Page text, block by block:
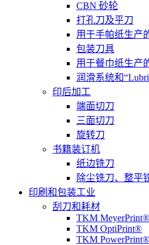
CBN 砂轮
打孔刀及平刀
用于手帕纸生产
包装刀具
用于餐巾纸生产
润滑系统和
印后加工
端面切刀
三面切刀
旋转刀
书籍装订机
纸边铣刀
除尘铣刀、整平
印刷和包装工业
刮刀和耗材
TKM MeyerPrint®
TKM OptiPrint®
TKM PowerPrint®